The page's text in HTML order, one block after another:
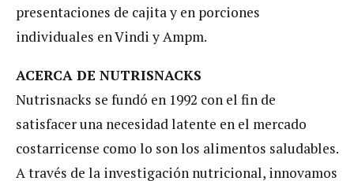
presentaciones de cajita y en porciones
individuales en Vindi y Ampm.
ACERCA DE NUTRISNACKS
Nutrisnacks se fundó en 1992 con el fin de
satisfacer una necesidad latente en el mercado
costarricense como lo son los alimentos saludables.
A través de la investigación nutricional, innovamos